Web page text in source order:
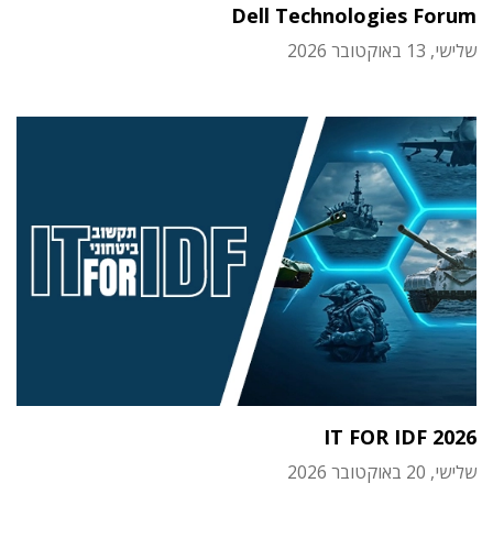
Dell Technologies Forum
שלישי, 13 באוקטובר 2026
IT FOR IDF 2026
שלישי, 20 באוקטובר 2026